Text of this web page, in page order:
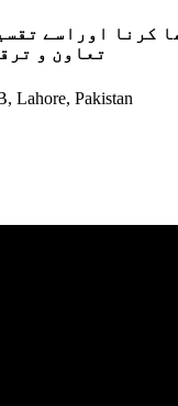
کرنا اوراسے
تعاون و
Lahore, Pakistan